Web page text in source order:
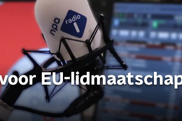
EU-